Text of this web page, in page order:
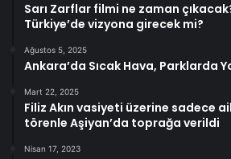
Sarı Zarflar filmi ne zaman
Türkiye’de vizyona girecek mi?
Ağustos 5, 2025
Ankara’da Sıcak Hava, Parklarda
Mart 22, 2025
Filiz Akın vasiyeti üzerine sadece
törenle Aşiyan’da toprağa verildi
Nisan 17, 2023